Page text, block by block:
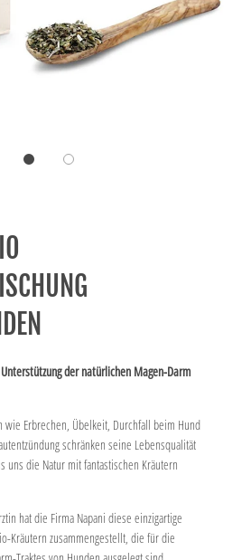
der natürlichen Magen-Darm
wie Erbrechen, Übelkeit, Durchfall beim Hund
schränken seine Lebensqualität
uns die Natur mit fantastischen Kräutern
hat die Firma Napani diese einzigartige
Kräutern zusammengestellt, die für die